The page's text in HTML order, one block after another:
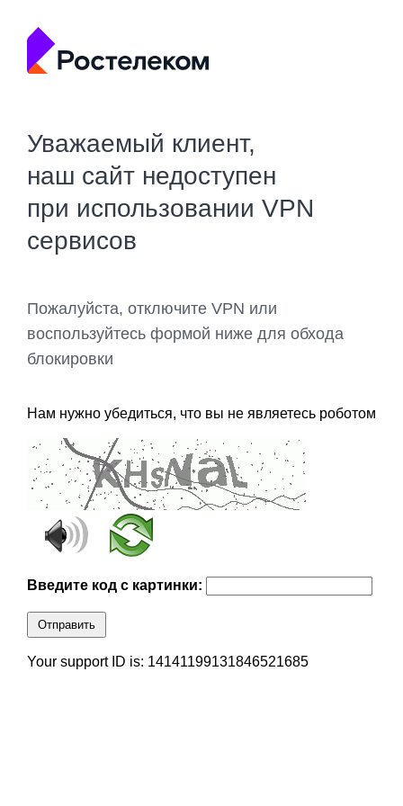
Уважаемый клиент,
наш сайт недоступен
при использовании VPN
сервисов
Пожалуйста, отключите VPN или
воспользуйтесь формой ниже для обхода
блокировки
Нам нужно убедиться, что вы не являетесь роботом
Введите код с картинки:
Отправить
Your support ID is: 14141199131846521685